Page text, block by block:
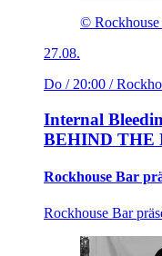
© Rockhouse
27.08.
Do / 20:00 /
Internal
BEHIND THE
Rockhouse Bar
Rockhouse Bar